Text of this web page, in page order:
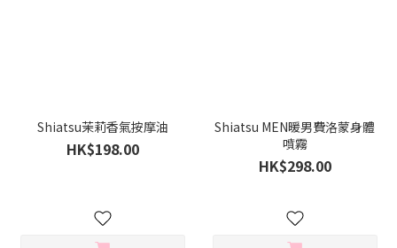
Shiatsu茉莉香氣按摩油
HK$198.00
Shiatsu MEN暖男費洛蒙身體
噴霧
HK$298.00